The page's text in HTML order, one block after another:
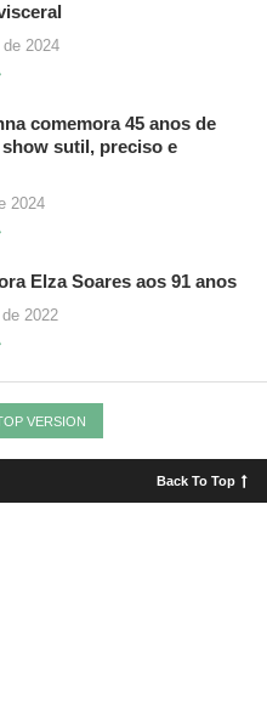
2024
comemora 45 anos de
sutil, preciso e
2024
Elza Soares aos 91 anos
2022
VERSION
Back To Top